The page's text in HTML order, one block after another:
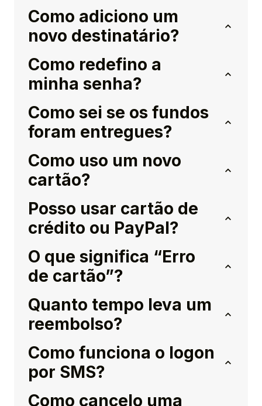
Como adiciono um
novo destinatário?
Como redefino a
minha senha?
Como sei se os fundos
foram entregues?
Como uso um novo
cartão?
Posso usar cartão de
crédito ou PayPal?
O que significa “Erro
de cartão”?
Quanto tempo leva um
reembolso?
Como funciona o logon
por SMS?
Como cancelo uma